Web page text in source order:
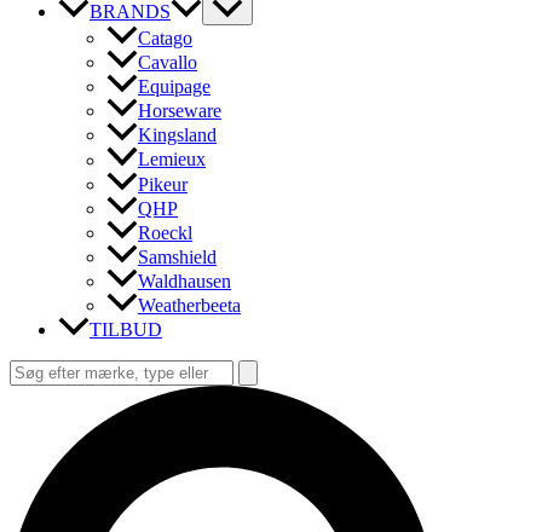
BRANDS
Catago
Cavallo
Equipage
Horseware
Kingsland
Lemieux
Pikeur
QHP
Roeckl
Samshield
Waldhausen
Weatherbeeta
TILBUD
Søg
efter: